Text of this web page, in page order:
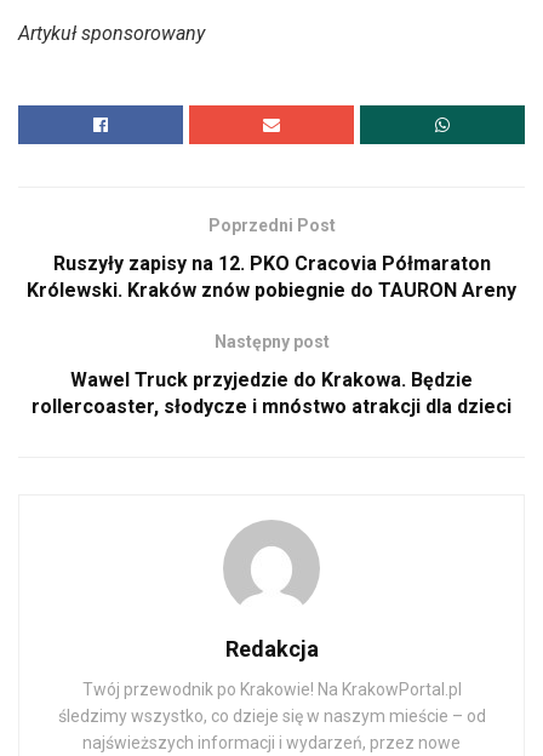
Artykuł sponsorowany
Poprzedni Post
Ruszyły zapisy na 12. PKO Cracovia Półmaraton
Królewski. Kraków znów pobiegnie do TAURON Areny
Następny post
Wawel Truck przyjedzie do Krakowa. Będzie
rollercoaster, słodycze i mnóstwo atrakcji dla dzieci
Redakcja
Twój przewodnik po Krakowie! Na KrakowPortal.pl
śledzimy wszystko, co dzieje się w naszym mieście – od
najświeższych informacji i wydarzeń, przez nowe